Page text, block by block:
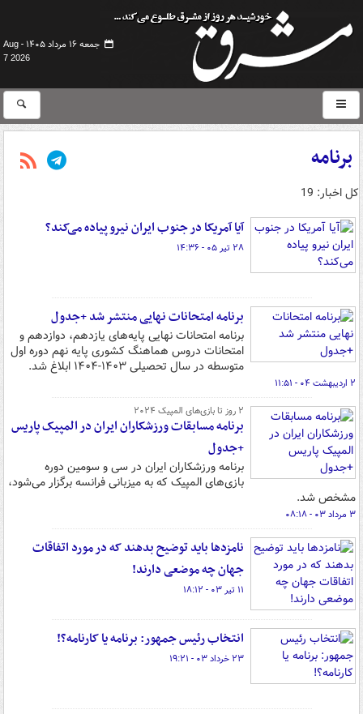
جمعه ۱۶ مرداد ۱۴۰۵ -
Aug
7 2026
برنامه
کل اخبار: 19
آیا آمریکا در جنوب ایران نیرو پیاده می‌کند؟
۲۸ تیر ۰۵ - ۱۴:۳۶
برنامه امتحانات نهایی منتشر شد +جدول
برنامه امتحانات نهایی پایه‌های یازدهم، دوازدهم و
امتحانات دروس هماهنگ کشوری پایه نهم دوره اول
متوسطه در سال تحصیلی ۱۴۰۳-۱۴۰۴ ابلاغ شد.
۲ اردیبهشت ۰۴ - ۱۱:۵۱
۲ روز تا بازی‌های المپیک ۲۰۲۴
برنامه مسابقات ورزشکاران ایران در المپیک پاریس
+جدول
برنامه ورزشکاران ایران در سی و سومین دوره
بازی‌های المپیک که به میزبانی فرانسه برگزار می‌شود،
مشخص شد.
۳ مرداد ۰۳ - ۰۸:۱۸
نامزدها باید توضیح بدهند که در مورد اتفاقات
جهان چه موضعی دارند!
۱۱ تیر ۰۳ - ۱۸:۱۲
انتخاب رئیس جمهور: برنامه‌ یا کارنامه؟!
۲۳ خرداد ۰۳ - ۱۹:۲۱